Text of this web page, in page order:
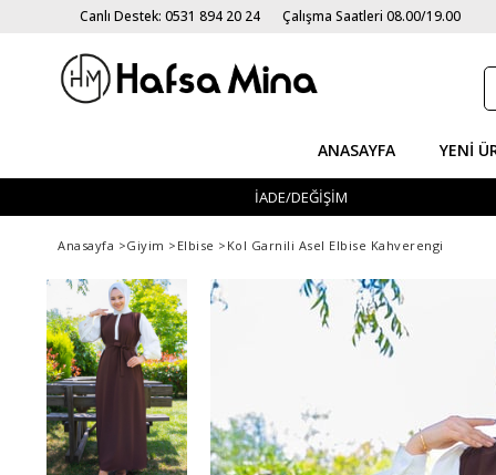
Canlı Destek: 0531 894 20 24 Çalışma Saatleri 08.00/19.00
ANASAYFA YENI
İADE/DEĞİŞİM
Anasayfa >Giyim > Elbise > Kol Garnili Asel Elbise Kahverengi